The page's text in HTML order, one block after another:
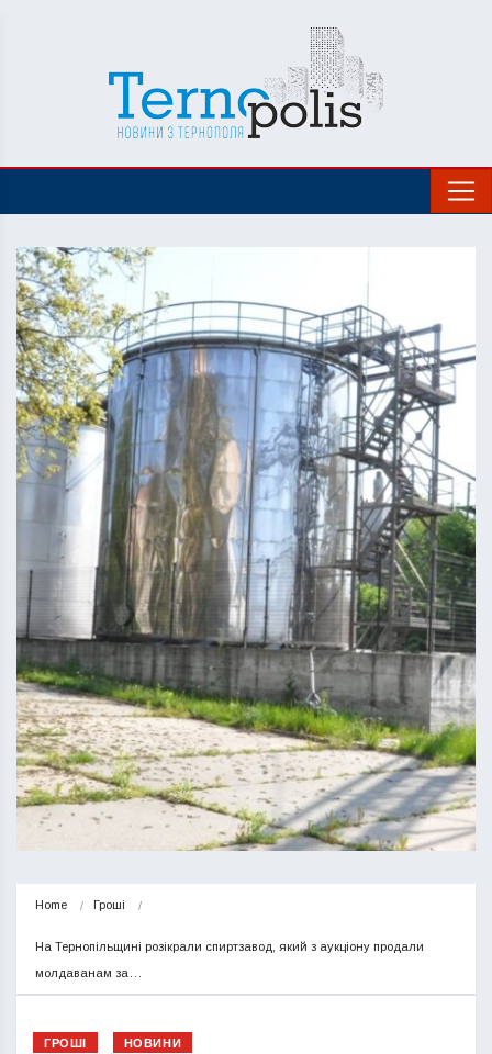
Home Гроші
На Тернопільщині розікрали спиртзавод, який з аукціону продали
молдаванам за…
ГРОШІ НОВИНИ